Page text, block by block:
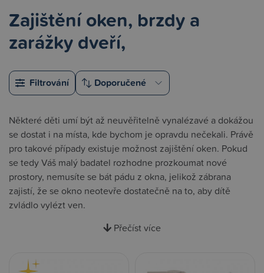
Zajištění oken, brzdy a
zarážky dveří,
Filtrování
Některé děti umí být až neuvěřitelně vynalézavé a dokážou
se dostat i na místa, kde bychom je opravdu nečekali. Právě
pro takové případy existuje možnost zajištění oken. Pokud
se tedy Váš malý badatel rozhodne prozkoumat nové
prostory, nemusíte se bát pádu z okna, jelikož zábrana
zajistí, že se okno neotevře dostatečně na to, aby dítě
zvládlo vylézt ven.
Přečíst více